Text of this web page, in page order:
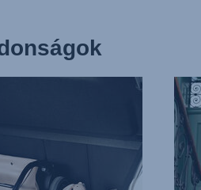
ÍGY
2/16